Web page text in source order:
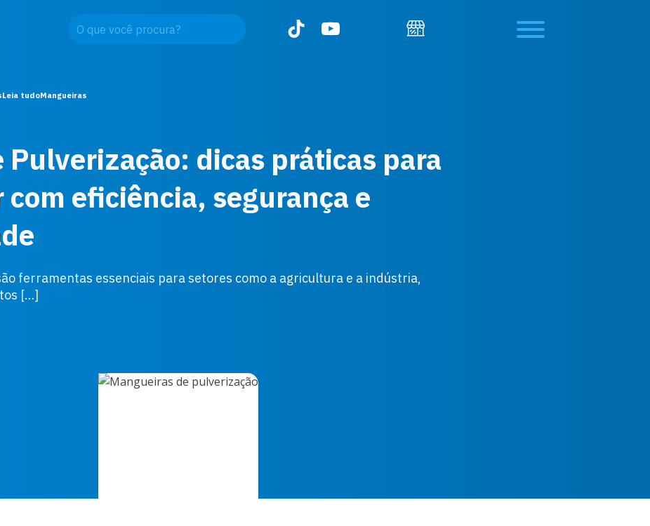
Leia tudoMangueiras
Pulverização: dicas práticas para
eficiência, segurança e
ferramentas essenciais para setores como a agricultura e a indústria,
[…]